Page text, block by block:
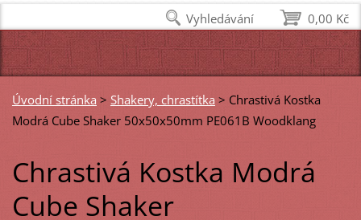
Úvodní stránka > Shakery, chrastítka > Chrastivá Kostka
Modrá Cube Shaker 50x50x50mm PE061B Woodklang
Chrastivá Kostka Modrá
Cube Shaker
0,00 Kč
Vyhledávání